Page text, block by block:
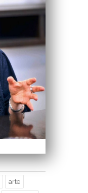
arte